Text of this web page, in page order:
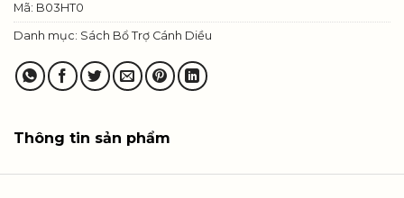
Mã: B03HT0
Danh mục: Sách Bổ Trợ Cánh Diều
Thông tin sản phẩm